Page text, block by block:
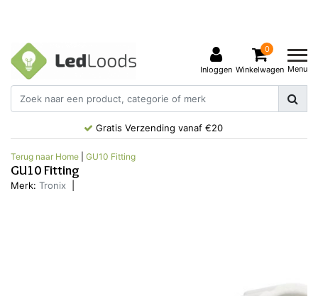
Inloggen
0
Winkelwagen Menu
Gratis Verzending vanaf €20
Terug naar Home GU10 Fitting
GU10 Fitting
Merk: Tronix